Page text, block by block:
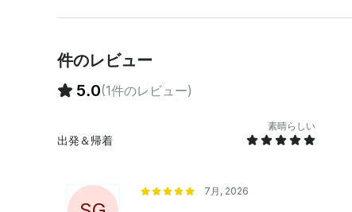
件のレビュー
5.0(1件のレビュー)
出発＆帰着
素晴らしい
7月, 2026